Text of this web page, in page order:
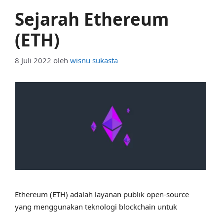
Sejarah Ethereum
(ETH)
8 Juli 2022 oleh wisnu sukasta
Ethereum (ETH) adalah layanan publik open-source
yang menggunakan teknologi blockchain untuk